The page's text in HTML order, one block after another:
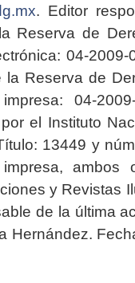
. Editor
Reserva de
04-2009-
la Reserva de
04-2009-
el Instituto
13449 y
ambos
y Revistas
de la última
Hernández.